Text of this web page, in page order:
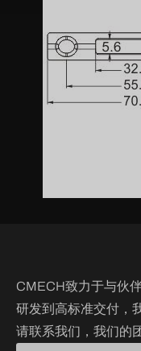
CMECH致力于与伙
研发到高标准交付，
请联系我们，我们的